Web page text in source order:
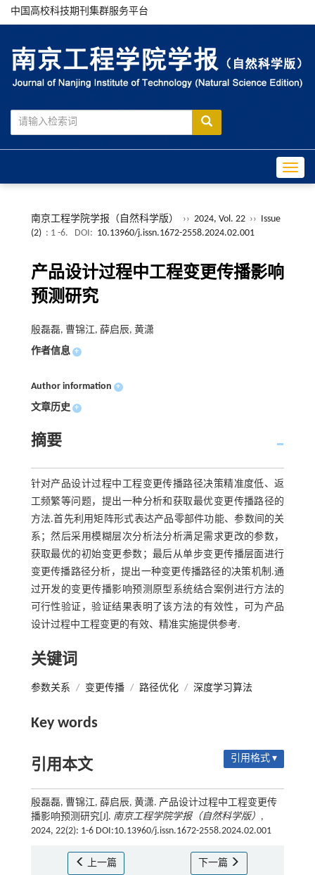
中国高校科技期刊集群服务平台
南京工程学院学报（自然科学版） ›› 2024, Vol. 22 ›› Issue
(2) : 1 -6. DOI: 10.13960/j.issn.1672-2558.2024.02.001
产品设计过程中工程变更传播影响
预测研究
殷磊磊, 曹锦江, 薛启辰, 黄潇
作者信息 +
Author information +
文章历史 +
摘要
针对产品设计过程中工程变更传播路径决策精准度低、返
工频繁等问题，提出一种分析和获取最优变更传播路径的
方法.首先利用矩阵形式表达产品零部件功能、参数间的关
系；然后采用模糊层次分析法分析满足需求更改的参数，
获取最优的初始变更参数；最后从单步变更传播层面进行
变更传播路径分析，提出一种变更传播路径的决策机制.通
过开发的变更传播影响预测原型系统结合案例进行方法的
可行性验证，验证结果表明了该方法的有效性，可为产品
设计过程中工程变更的有效、精准实施提供参考.
关键词
参数关系 / 变更传播 / 路径优化 / 深度学习算法
Key words
引用本文 引用格式 ▾
殷磊磊, 曹锦江, 薛启辰, 黄潇. 产品设计过程中工程变更传
播影响预测研究[J]. 南京工程学院学报（自然科学版） ,
2024, 22(2): 1-6 DOI:10.13960/j.issn.1672-2558.2024.02.001
上一篇 下一篇